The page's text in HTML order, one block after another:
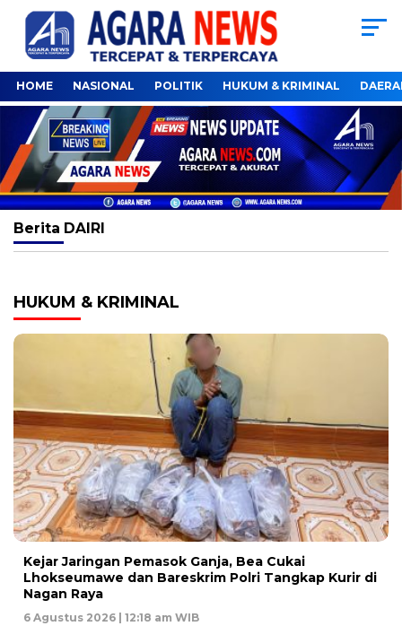
HOME NASIONAL POLITIK HUKUM & KRIMINAL
Berita DAIRI
HUKUM & KRIMINAL
Kejar Jaringan Pemasok Ganja, Bea Cukai
Lhokseumawe dan Bareskrim Polri Tangkap Kurir di
Nagan Raya
6 Agustus 2026 | 12:18 am WIB